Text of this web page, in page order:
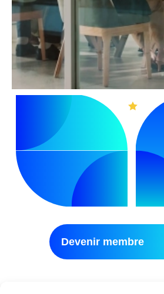
Devenir membre